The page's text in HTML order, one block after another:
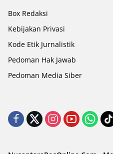
Box Redaksi
Kebijakan Privasi
Kode Etik Jurnalistik
Pedoman Hak Jawab
Pedoman Media Siber